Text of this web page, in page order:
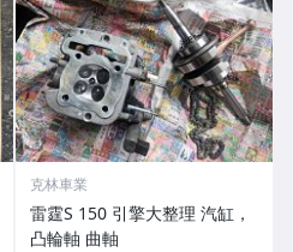
克林車業
雷霆S 150 引擎大整理 汽缸，
凸輪軸 曲軸